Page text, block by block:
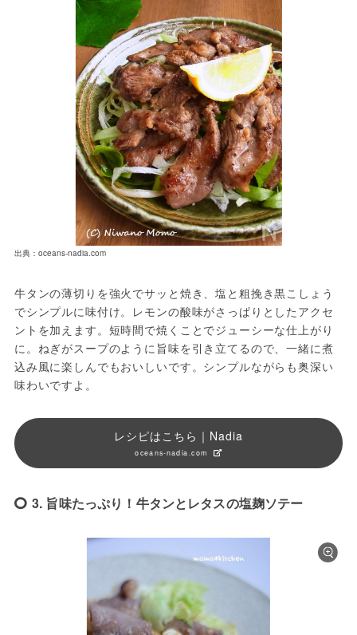
出典：oceans-nadia.com
牛タンの薄切りを強火でサッと焼き、塩と粗挽き黒こしょう
でシンプルに味付け。レモンの酸味がさっぱりとしたアクセ
ントを加えます。短時間で焼くことでジューシーな仕上がり
に。ねぎがスープのように旨味を引き立てるので、一緒に煮
込み風に楽しんでもおいしいです。シンプルながらも奥深い
味わいですよ。
レシピはこちら｜Nadia
oceans-nadia.com
3. 旨味たっぷり！牛タンとレタスの塩麹ソテー